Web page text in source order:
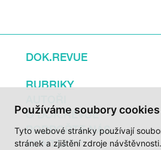
Používáme soubory cookies
Tyto webové stránky používají
stránek a zjištění zdroje návštěvnosti.
DOK.REVUE
RUBRIKY
O DOK.REVUE
PODPOŘTE NÁS
KONTAKTY